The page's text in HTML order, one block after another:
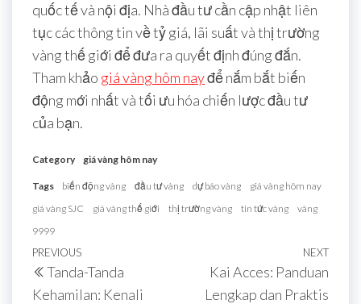
quốc tế và nội địa. Nhà đầu tư cần cập nhật liên
tục các thông tin về tỷ giá, lãi suất và thị trường
vàng thế giới để đưa ra quyết định đúng đắn.
Tham khảo giá vàng hôm nayđể nắm bắt biến
động mới nhất và tối ưu hóa chiến lược đầu tư
của bạn.
Category giá vàng hôm nay
Tags biến động vàng đầu tư vàng dự báo vàng
giá vàng hôm nay
giá vàng SJC
giá vàng thế giới thị trường vàng tin tức vàng
vàng
9999
Post
navigation
Previous
Post
PREVIOUS
Tanda-Tanda
Kehamilan: Kenali
Next
NEXT
Kai Acces: Panduan
Lengkap dan Praktis